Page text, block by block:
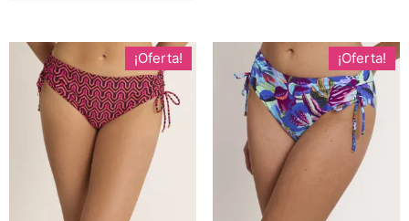
¡Oferta! ¡Oferta!